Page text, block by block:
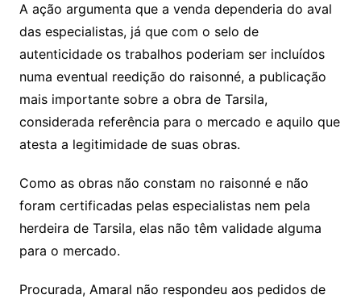
A ação argumenta que a venda dependeria do aval
das especialistas, já que com o selo de
autenticidade os trabalhos poderiam ser incluídos
numa eventual reedição do raisonné, a publicação
mais importante sobre a obra de Tarsila,
considerada referência para o mercado e aquilo que
atesta a legitimidade de suas obras.
Como as obras não constam no raisonné e não
foram certificadas pelas especialistas nem pela
herdeira de Tarsila, elas não têm validade alguma
para o mercado.
Procurada, Amaral não respondeu aos pedidos de